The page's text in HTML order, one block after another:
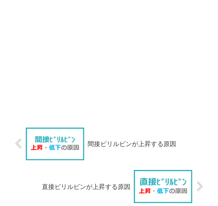
間接ビリルビンが上昇する原因
直接ビリルビンが上昇する原因